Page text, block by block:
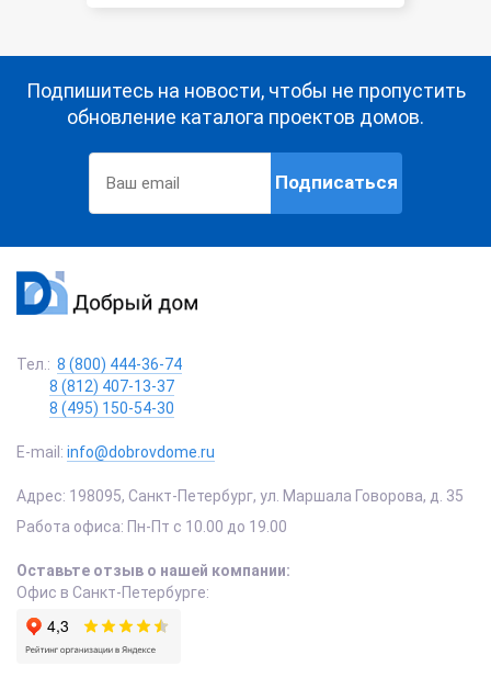
Подпишитесь на новости, чтобы не пропустить
обновление каталога проектов домов.
Подписаться
Тел.: 8 (800) 444-36-74
8 (812) 407-13-37
8 (495) 150-54-30
E-mail: info@dobrovdome.ru
Адрес: 198095, Санкт-Петербург, ул. Маршала Говорова, д. 35
Работа офиса: Пн-Пт с 10.00 до 19.00
Оставьте отзыв о нашей компании:
Офис в Санкт-Петербурге: